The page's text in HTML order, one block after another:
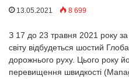
13.05.2021 8 699
З 17 до 23 травня 2021 року
світу відбудеться шостий
дорожнього руху. Цього року
перевищення швидкості